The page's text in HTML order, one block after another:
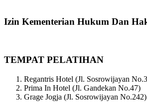
Izin Kementerian Hukum Dan
TEMPAT PELATIHAN
Regantris Hotel (Jl. Sosrowijayan
Prima In Hotel (Jl. Gandekan No.47)
Grage Jogja (Jl. Sosrowijayan No.242)